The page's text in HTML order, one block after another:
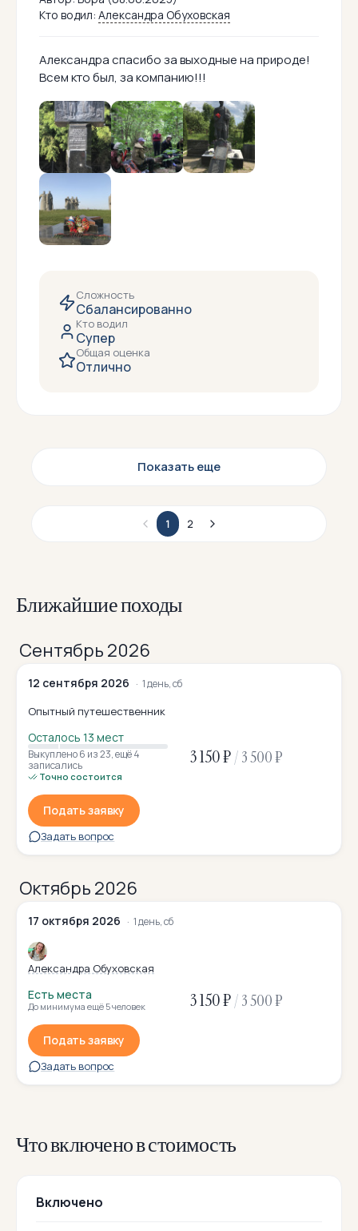
Кто водил: Александра Обуховская
Александра спасибо за выходные на природе!
Всем кто был, за компанию!!!
Сложность
Сбалансированно
Кто водил
Супер
Общая оценка
Отлично
Показать еще
1 2
Ближайшие походы
Сентябрь 2026
12 сентября 2026 1 день, сб
Опытный путешественник
Осталось 13 мест
Выкуплено 6 из 23,ещё 4
записались
Точно состоится
3 150 ₽/3 500 ₽
Подать заявку
Задать вопрос
Октябрь 2026
17 октября 2026 1 день, сб
Александра Обуховская
Есть места
До минимума ещё 5 человек 3 150 ₽/3 500 ₽
Подать заявку
Задать вопрос
Что включено в стоимость
Включено